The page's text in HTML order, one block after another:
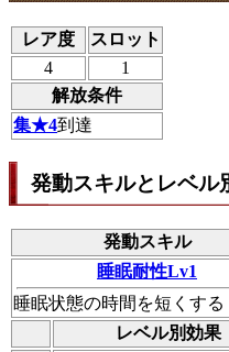
レア度
スロット
4
1
解放条件
集★4到達
発動スキルとレベル
発動スキル
睡眠耐性Lv1
睡眠状態の時間を短くする
レベル別効果